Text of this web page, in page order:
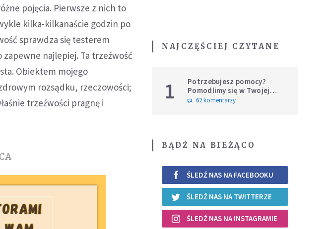
pojęcia. Pierwsze z nich to
kilka-kilkanaście godzin po
sprawdza się testerem
najlepiej. Ta trzeźwość
Obiektem mojego
rozsądku, rzeczowości;
trzeźwości pragnę i
NAJCZĘŚCIEJ CZYTANE
1
Potrzebujesz pomocy?
Pomodlimy się w Twojej
intencji
62 komentarzy
BĄDŹ NA BIEŻĄCO
ŚLEDŹ NAS NA FACEBOOKU
ŚLEDŹ NAS NA TWITTERZE
ŚLEDŹ NAS NA INSTAGRAMIE